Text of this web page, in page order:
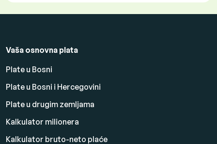
Vaša osnovna plata
Plate u Bosni
Plate u Bosni i Hercegovini
Plate u drugim zemljama
Kalkulator milionera
Kalkulator bruto-neto plaće